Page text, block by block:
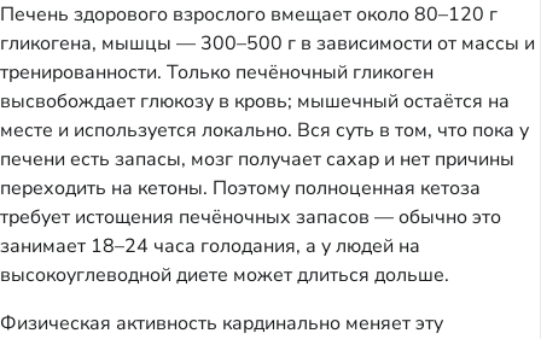
Печень здорового взрослого вмещает около 80–120 г
гликогена, мышцы — 300–500 г в зависимости от массы и
тренированности. Только печёночный гликоген
высвобождает глюкозу в кровь; мышечный остаётся на
месте и используется локально. Вся суть в том, что пока у
печени есть запасы, мозг получает сахар и нет причины
переходить на кетоны. Поэтому полноценная кетоза
требует истощения печёночных запасов — обычно это
занимает 18–24 часа голодания, а у людей на
высокоуглеводной диете может длиться дольше.
Физическая активность кардинально меняет эту